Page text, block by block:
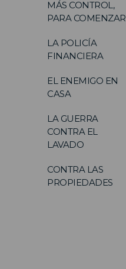
MÁS CONTROL,
PARA COMENZAR
LA POLICÍA
FINANCIERA
EL ENEMIGO EN
CASA
LA GUERRA
CONTRA EL
LAVADO
CONTRA LAS
PROPIEDADES